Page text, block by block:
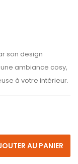
son design
ambiance cosy,
à votre intérieur.
AU PANIER